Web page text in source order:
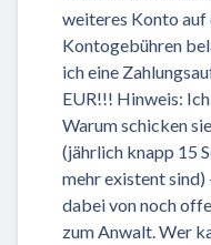
weiteres Konto
Kontogebühren
ich eine
EUR!!! Hinweis:
Warum schicken
(jährlich knapp 15
mehr existent sind)
dabei von noch
zum Anwalt. Wer